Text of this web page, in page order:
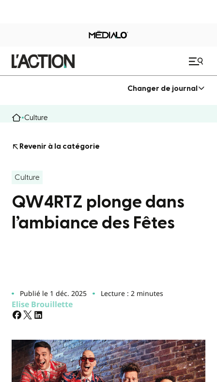
Changer de journal
Culture
Revenir à la catégorie
Culture
QW4RTZ plonge dans
l’ambiance des Fêtes
Publié le 1 déc. 2025 Lecture : 2 minutes
Elise Brouillette